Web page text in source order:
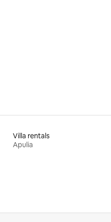
Villa rentals
Apulia